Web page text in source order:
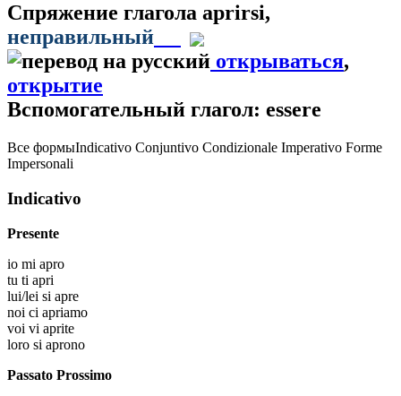
Спряжение глагола aprirsi,
неправильный
открываться,
открытие
Вспомогательный глагол: essere
Все формыIndicativo Conjuntivo Condizionale Imperativo Forme
Impersonali
Indicativo
Presente
io mi apro
tu ti apri
lui/lei si apre
noi ci apriamo
voi vi aprite
loro si aprono
Passato Prossimo